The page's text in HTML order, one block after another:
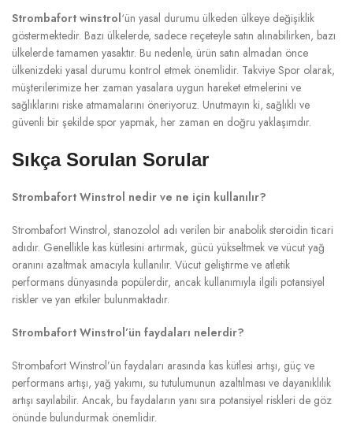
Strombafort winstrol‘ün yasal durumu ülkeden ülkeye değişiklik
göstermektedir. Bazı ülkelerde, sadece reçeteyle satın alınabilirken, bazı
ülkelerde tamamen yasaktır. Bu nedenle, ürün satın almadan önce
ülkenizdeki yasal durumu kontrol etmek önemlidir. Takviye Spor olarak,
müşterilerimize her zaman yasalara uygun hareket etmelerini ve
sağlıklarını riske atmamalarını öneriyoruz. Unutmayın ki, sağlıklı ve
güvenli bir şekilde spor yapmak, her zaman en doğru yaklaşımdır.
Sıkça Sorulan Sorular
Strombafort Winstrol nedir ve ne için kullanılır?
Strombafort Winstrol, stanozolol adı verilen bir anabolik steroidin ticari
adıdır. Genellikle kas kütlesini artırmak, gücü yükseltmek ve vücut yağ
oranını azaltmak amacıyla kullanılır. Vücut geliştirme ve atletik
performans dünyasında popülerdir, ancak kullanımıyla ilgili potansiyel
riskler ve yan etkiler bulunmaktadır.
Strombafort Winstrol’ün faydaları nelerdir?
Strombafort Winstrol’ün faydaları arasında kas kütlesi artışı, güç ve
performans artışı, yağ yakımı, su tutulumunun azaltılması ve dayanıklılık
artışı sayılabilir. Ancak, bu faydaların yanı sıra potansiyel riskleri de göz
önünde bulundurmak önemlidir.